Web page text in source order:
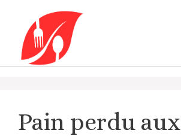
contenu
Pain perdu aux